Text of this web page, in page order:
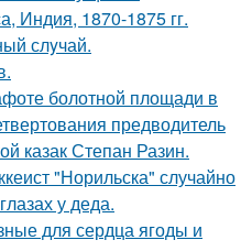
Индия, 1870-1875 гг.
слyчай.
болотной площади в
предводитель
казак Степан Разин.
"Норильска" случайно
у деда.
для сердца ягоды и